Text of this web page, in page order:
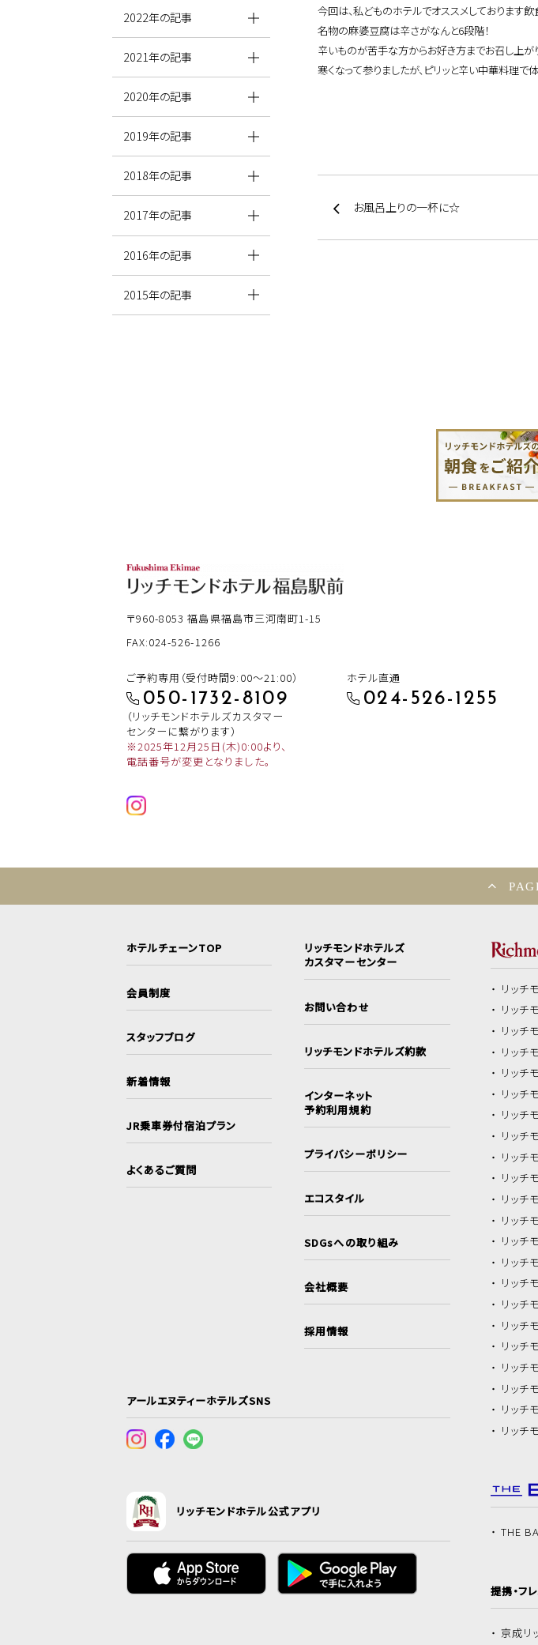
今回は、私どものホテルでオススメしております
名物の麻婆豆腐は辛さがなんと6段階！
辛いものが苦手な方からお好き方までお召し上が
寒くなって参りましたが、ピリッと辛い中華料理で
お風呂上りの一杯に☆
2022年の記事
2021年の記事
2020年の記事
2019年の記事
2018年の記事
2017年の記事
2016年の記事
2015年の記事
〒960-8053福島県福島市三河南町1-15
FAX:024-526-1266
ご予約専用（受付時間9:00～21:00）
050-1732-8109
（リッチモンドホテルズカスタマー
センターに繋がります）
※2025年12月25日(木)0:00より、
電話番号が変更となりました。
ホテル直通
024-526-1255
ホテルチェーンTOP
会員制度
スタッフブログ
新着情報
JR乗車券付宿泊プラン
よくあるご質問
リッチモンドホテルズ
カスタマーセンター
お問い合わせ
リッチモンドホテルズ約款
インターネット
予約利用規約
プライバシーポリシー
エコスタイル
SDGsへの取り組み
会社概要
採用情報
アールエヌティーホテルズSNS
リッチモンドホテル公式アプリ
リッチ
リッチ
リッチ
リッチ
リッチ
リッチ
リッチ
リッチ
リッチ
リッチ
リッチ
リッチ
リッチ
リッチ
リッチ
リッチ
リッチ
リッチ
リッチ
リッチ
リッチ
リッチ
THE
提携・フ
京成リ